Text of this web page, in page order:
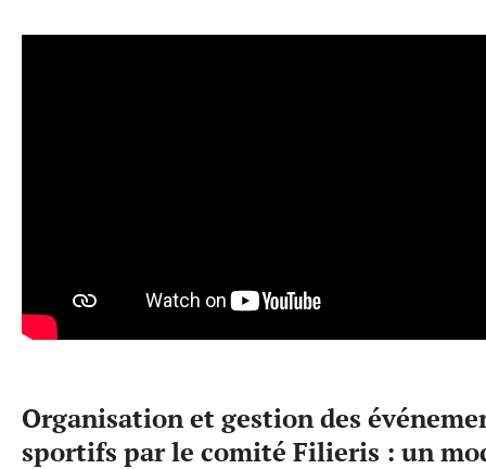
Organisation et gestion des
sportifs par le comité Filieris : un